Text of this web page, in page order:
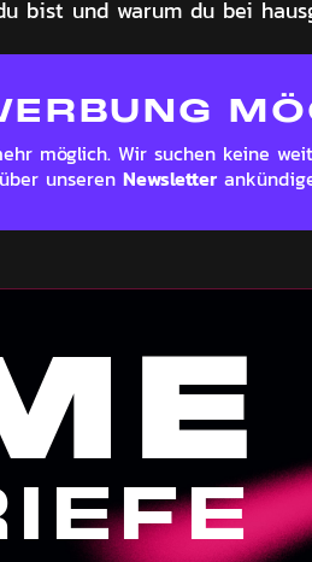
bist und warum du bei
möglich. Wir suchen keine
unseren Newsletter